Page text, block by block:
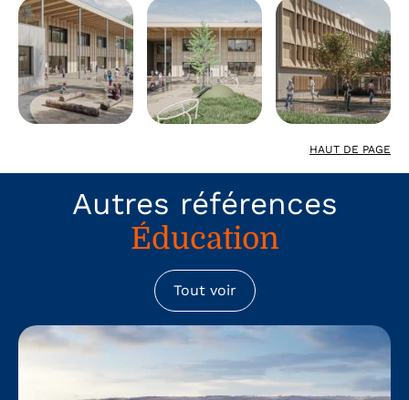
HAUT DE PAGE
Autres références
Éducation
Tout voir